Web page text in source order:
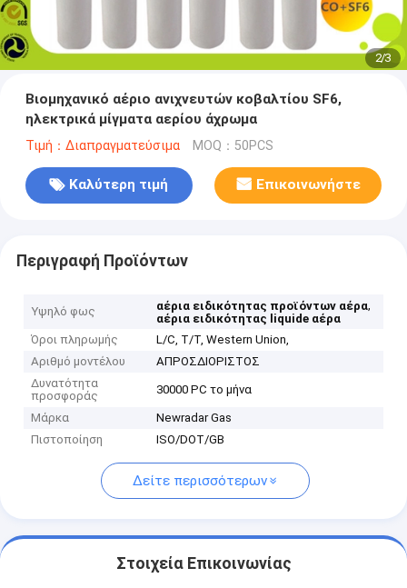
2/3
Βιομηχανικό αέριο ανιχνευτών κοβαλτίου SF6,
ηλεκτρικά μίγματα αερίου άχρωμα
Τιμή：Διαπραγματεύσιμα MOQ：50PCS
Καλύτερη τιμή Επικοινωνήστε
Περιγραφή Προϊόντων
Υψηλό φως αέρια ειδικότητας προϊόντων αέρα,
αέρια ειδικότητας liquide αέρα
Όροι πληρωμής
L/C, T/T, Western Union,
Αριθμό μοντέλου
ΑΠΡΟΣΔΙΟΡΙΣΤΟΣ
Δυνατότητα
προσφοράς
30000 PC το μήνα
Μάρκα
Newradar Gas
Πιστοποίηση
ISO/DOT/GB
Δείτε περισσότερων
Στοιχεία Επικοινωνίας